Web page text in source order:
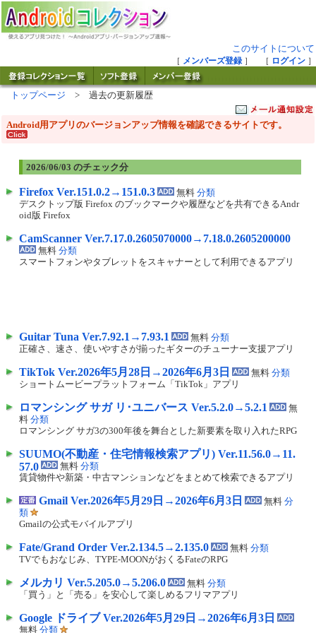
このサイトについて
［ メンバーズ登録］ ［ ログイン ］
トップページ > 過去の更新履歴
Android用アプリのバージョンアップ情報を確認できるサイトです。
2026/06/03 のチェック分
Firefox Ver.151.0.2→151.0.3 無料 分類
デスクトップ版 Firefox のブックマークや履歴などを共有できるAndr
oid版 Firefox
CamScanner Ver.7.17.0.2605070000→7.18.0.2605200000
無料 分類
スマートフォンやタブレットをスキャナーとして利用できるアプリ
Guitar Tuna Ver.7.92.1→7.93.1 無料 分類
正確さ、速さ、使いやすさが揃ったギターのチューナー支援アプリ
TikTok Ver.2026年5月28日→2026年6月3日 無料 分類
ショートムービープラットフォーム「TikTok」アプリ
ロマンシング サガ リ･ユニバース Ver.5.2.0→5.2.1
無
料 分類
ロマンシング サガ3の300年後を舞台とした新要素を取り入れたRPG
SUUMO(不動産・住宅情報検索アプリ) Ver.11.56.0→11.
57.0 無料 分類
賃貸物件や新築・中古マンションなどをまとめて検索できるアプリ
Gmail Ver.2026年5月29日→2026年6月3日 無料 分
類
Gmailの公式モバイルアプリ
Fate/Grand Order Ver.2.134.5→2.135.0 無料 分類
TVでもおなじみ、TYPE-MOONがおくるFateのRPG
メルカリ Ver.5.205.0→5.206.0 無料 分類
「買う」と「売る」を安心して楽しめるフリマアプリ
Google ドライブ Ver.2026年5月29日→2026年6月3日
無料 分類